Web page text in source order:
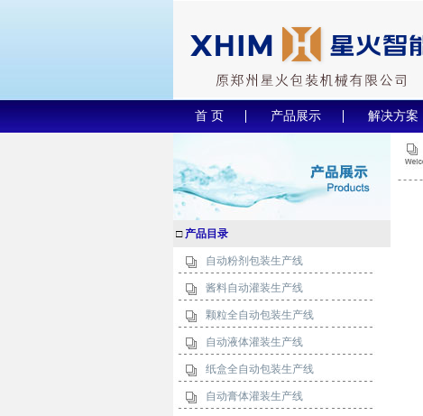
首 页 产品展示 解决方案
□ 产品目录
自动粉剂包装生产线
酱料自动灌装生产线
颗粒全自动包装生产线
自动液体灌装生产线
纸盒全自动包装生产线
自动膏体灌装生产线